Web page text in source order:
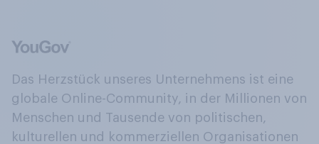
Das Herzstück unseres Unternehmens ist eine
globale Online-Community, in der Millionen von
Menschen und Tausende von politischen,
kulturellen und kommerziellen Organisationen